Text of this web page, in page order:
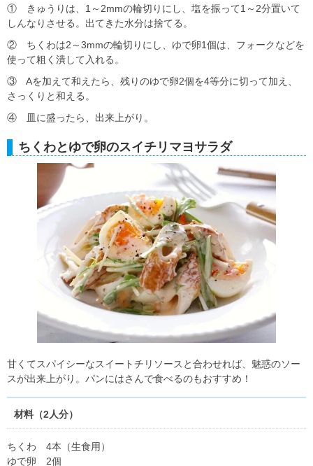
① きゅうりは、1～2mmの輪切りにし、塩を振って1～2分置いて
しんなりさせる。出てきた水分は捨てる。
② ちくわは2～3mmの輪切りにし、ゆで卵1個は、フォークなどを
使って粗く潰して入れる。
③ Aを加えて和えたら、残りのゆで卵2個を4等分に切って加え、
さっくりと和える。
④ 皿に盛ったら、出来上がり。
ちくわとゆで卵のスイチリマヨサラダ
甘くてスパイシーなスイートチリソースと合わせれば、魅惑のソー
スが出来上がり。パンにはさんで食べるのもおすすめ！
材料（2人分）
ちくわ 4本（生食用）
ゆで卵 2個